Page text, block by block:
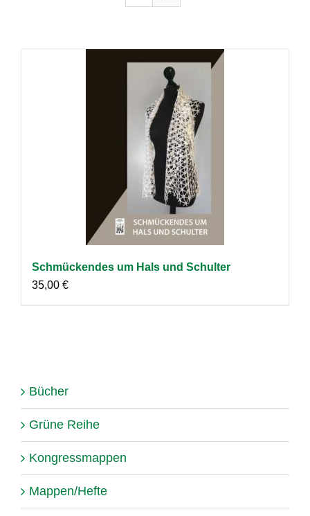
Schmückendes um Hals und Schulter
35,00 €
Bücher
Grüne Reihe
Kongressmappen
Mappen/Hefte